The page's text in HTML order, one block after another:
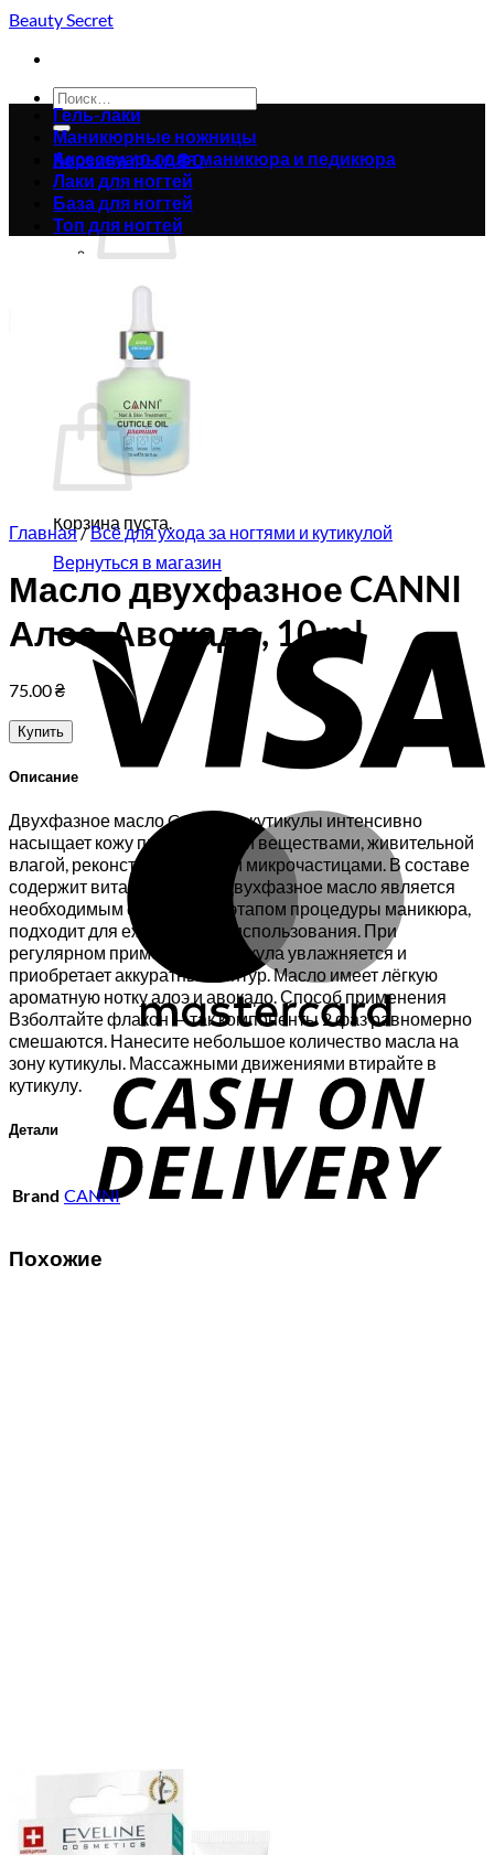
Skip
content
Beauty Secret
Искать:
Корзина /0.00₴0
Корзина пуста.
Вернуться в магазин
Корзина пуста.
Вернуться в магазин
Гель-лаки
Маникюрные ножницы
Аксессуары для маникюра и педикюра
Лаки для ногтей
База для ногтей
Топ для ногтей
Главная/ Всё для ухода за ногтями и кутикулой
Масло двухфазное CANNI
Алоэ-Авокадо, 10 ml
75.00₴
Купить
Описание
Двухфазное масло Canni для кутикулы интенсивно
насыщает кожу питательными веществами, живительной
влагой, реконструирующими микрочастицами. В составе
содержит витамины A и E. Двухфазное масло является
необходимым финальным этапом процедуры маникюра,
подходит для ежедневного использования. При
регулярном применении кутикула увлажняется и
приобретает аккуратный контур. Масло имеет лёгкую
ароматную нотку алоэ и авокадо. Способ применения
Взболтайте флакон — так компоненты 2 фаз равномерно
смешаются. Нанесите небольшое количество масла на
зону кутикулы. Массажными движениями втирайте в
кутикулу.
Детали
Brand CANNI
Похожие